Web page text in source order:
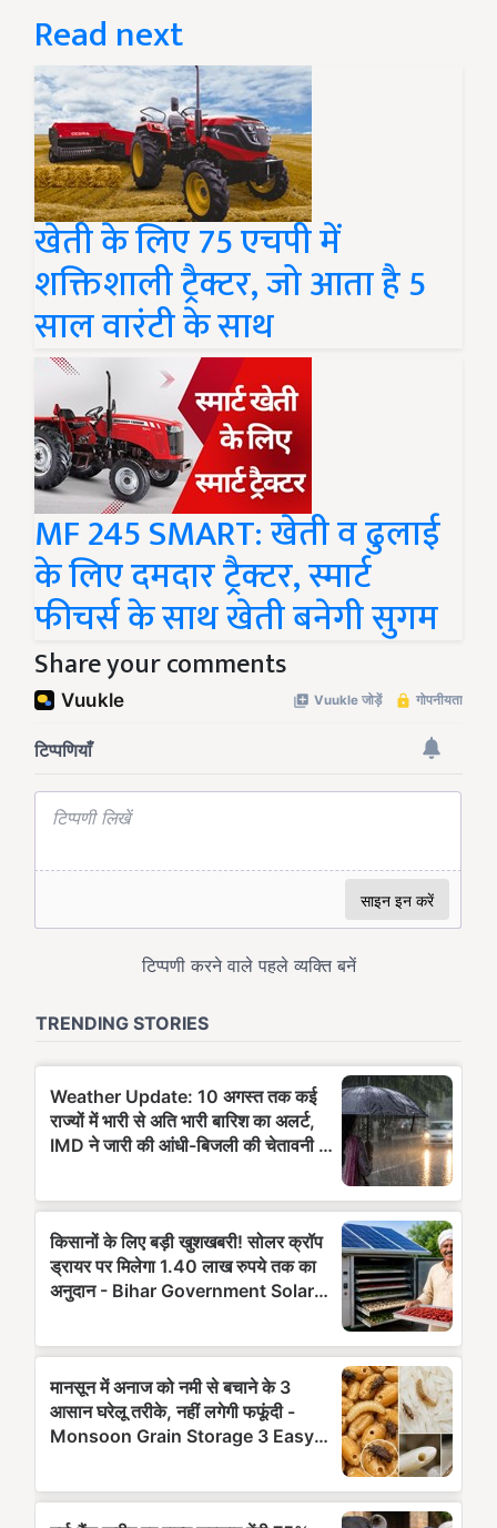
Read next
खेती के लिए 75 एचपी में
शक्तिशाली ट्रैक्टर, जो आता है 5
साल वारंटी के साथ
MF 245 SMART: खेती व ढुलाई
के लिए दमदार ट्रैक्टर, स्मार्ट
फीचर्स के साथ खेती बनेगी सुगम
Share your comments